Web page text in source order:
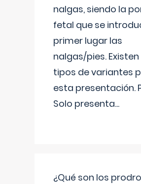
nalgas, siendo la
fetal que se
primer lugar las
nalgas/pies.
tipos de variantes
esta presentación.
Solo presenta...
¿Qué son los